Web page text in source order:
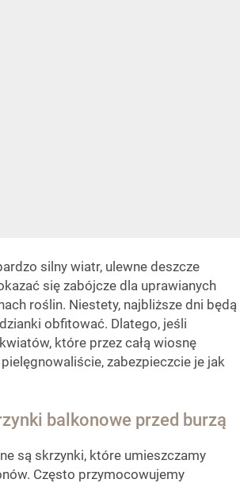
silny wiatr, ulewne deszcze
się zabójcze dla uprawianych
roślin. Niestety, najbliższe dni będą
obfitować. Dlatego, jeśli
które przez całą wiosnę
zabezpieczcie je jak
balkonowe przed burzą
są skrzynki, które umieszczamy
Często przymocowujemy